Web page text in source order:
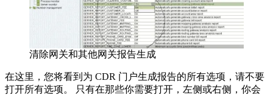
清除网关和其他网关报告生成
在这里，您将看到为 CDR 门户生成报告的所有选项，请不要
打开所有选项。 只有在那些你需要打开，左侧或右侧，你会